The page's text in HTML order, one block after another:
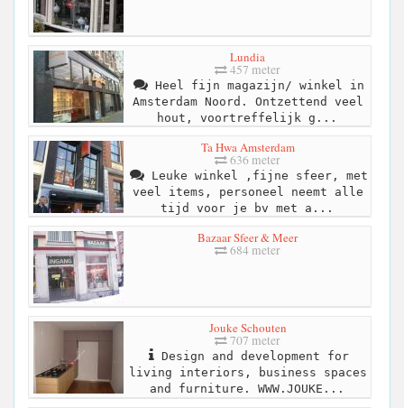
Lundia
457 meter
Heel fijn magazijn/ winkel in
Amsterdam Noord. Ontzettend veel
hout, voortreffelijk g...
Ta Hwa Amsterdam
636 meter
Leuke winkel ,fijne sfeer, met
veel items, personeel neemt alle
tijd voor je bv met a...
Bazaar Sfeer & Meer
684 meter
Jouke Schouten
707 meter
Design and development for
living interiors, business spaces
and furniture. WWW.JOUKE...